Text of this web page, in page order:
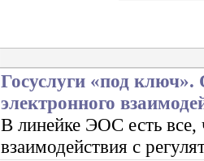
Госуслуги «под
электронного
В линейке ЭОС есть все,
взаимодействия с